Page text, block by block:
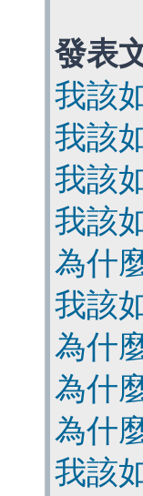
發表
我該
我該
我該
我該
為什
我該
為什
為什
為什
我該